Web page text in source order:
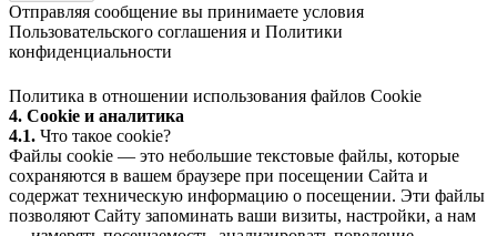
Отправляя сообщение вы принимаете условия
Пользовательского соглашения и Политики
конфиденциальности
Политика в отношении использования файлов Cookie
4. Cookie и аналитика
4.1. Что такое cookie?
Файлы cookie — это небольшие текстовые файлы, которые
сохраняются в вашем браузере при посещении Сайта и
содержат техническую информацию о посещении. Эти файлы
позволяют Сайту запоминать ваши визиты, настройки, а нам